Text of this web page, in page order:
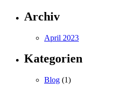
Archiv
April 2023
Kategorien
Blog (1)